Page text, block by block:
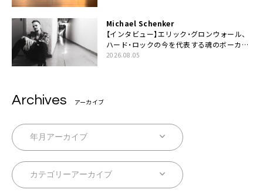
Michael Schenker
【インタビュー】エリック・グロンウォール、
ハード・ロックの今を代表する魂のボーカリ
スト来日決定
2026.08.05
Archives アーカイブ